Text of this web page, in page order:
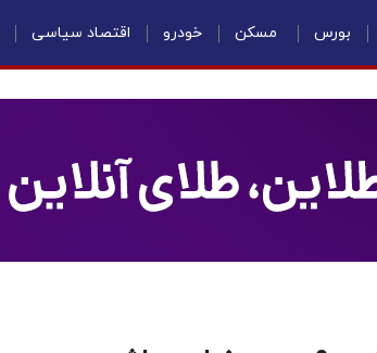
بورس مسکن خودرو اقتصاد سیاسی